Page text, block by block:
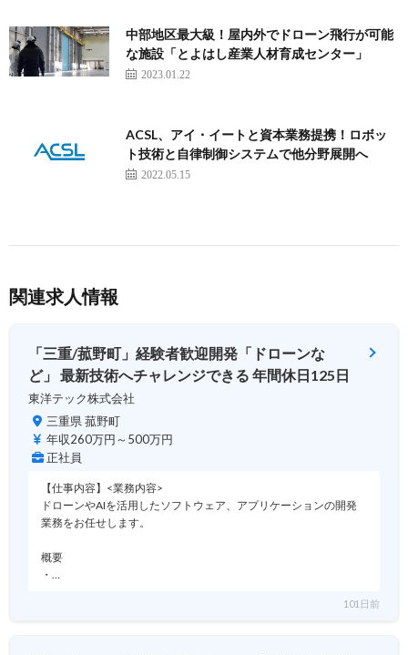
中部地区最大級！屋内外でドローン飛行が可能
な施設「とよはし産業人材育成センター」
2023.01.22
ACSL、アイ・イートと資本業務提携！ロボッ
ト技術と自律制御システムで他分野展開へ
2022.05.15
関連求人情報
「三重/菰野町」経験者歓迎開発「ドローンな
ど」 最新技術へチャレンジできる 年間休日125日
東洋テック株式会社
三重県 菰野町
年収260万円～500万円
正社員
【仕事内容】<業務内容>
ドローンやAIを活用したソフトウェア、アプリケーションの開発
業務をお任せします。
概要
・…
101日前